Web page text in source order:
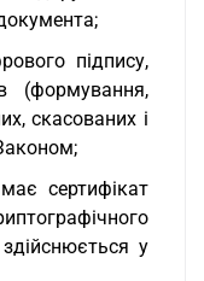
підпису,
(формування,
скасованих і
сертифікат
у